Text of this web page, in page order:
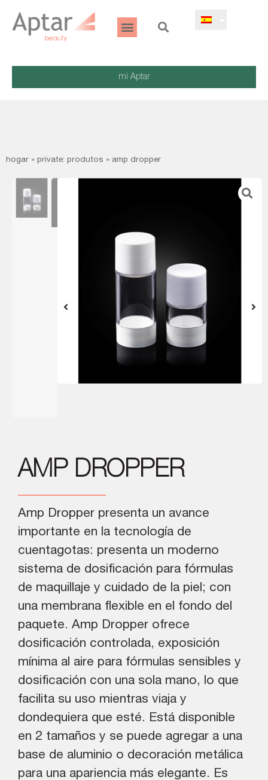
mi Aptar
hogar » private: produtos » amp dropper
AMP DROPPER
Amp Dropper presenta un avance
importante en la tecnología de
cuentagotas: presenta un moderno
sistema de dosificación para fórmulas
de maquillaje y cuidado de la piel; con
una membrana flexible en el fondo del
paquete. Amp Dropper ofrece
dosificación controlada, exposición
mínima al aire para fórmulas sensibles y
dosificación con una sola mano, lo que
facilita su uso mientras viaja y
dondequiera que esté. Está disponible
en 2 tamaños y se puede agregar a una
base de aluminio o decoración metálica
para una apariencia más elegante. Es